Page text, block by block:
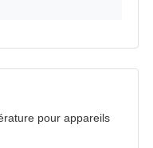
pour appareils